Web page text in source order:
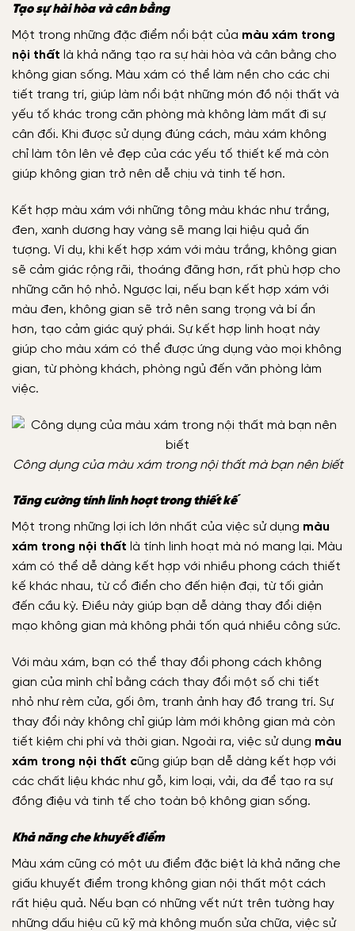
Tạo sự hài hòa và cân bằng
Một trong những đặc điểm nổi bật của màu xám trong
nội thất là khả năng tạo ra sự hài hòa và cân bằng cho
không gian sống. Màu xám có thể làm nền cho các chi
tiết trang trí, giúp làm nổi bật những món đồ nội thất và
yếu tố khác trong căn phòng mà không làm mất đi sự
cân đối. Khi được sử dụng đúng cách, màu xám không
chỉ làm tôn lên vẻ đẹp của các yếu tố thiết kế mà còn
giúp không gian trở nên dễ chịu và tinh tế hơn.
Kết hợp màu xám với những tông màu khác như trắng,
đen, xanh dương hay vàng sẽ mang lại hiệu quả ấn
tượng. Ví dụ, khi kết hợp xám với màu trắng, không gian
sẽ cảm giác rộng rãi, thoáng đãng hơn, rất phù hợp cho
những căn hộ nhỏ. Ngược lại, nếu bạn kết hợp xám với
màu đen, không gian sẽ trở nên sang trọng và bí ẩn
hơn, tạo cảm giác quý phái. Sự kết hợp linh hoạt này
giúp cho màu xám có thể được ứng dụng vào mọi không
gian, từ phòng khách, phòng ngủ đến văn phòng làm
việc.
Công dụng của màu xám trong nội thất mà bạn nên biết
Tăng cường tính linh hoạt trong thiết kế
Một trong những lợi ích lớn nhất của việc sử dụng màu
xám trong nội thất là tính linh hoạt mà nó mang lại. Màu
xám có thể dễ dàng kết hợp với nhiều phong cách thiết
kế khác nhau, từ cổ điển cho đến hiện đại, từ tối giản
đến cầu kỳ. Điều này giúp bạn dễ dàng thay đổi diện
mạo không gian mà không phải tốn quá nhiều công sức.
Với màu xám, bạn có thể thay đổi phong cách không
gian của mình chỉ bằng cách thay đổi một số chi tiết
nhỏ như rèm cửa, gối ôm, tranh ảnh hay đồ trang trí. Sự
thay đổi này không chỉ giúp làm mới không gian mà còn
tiết kiệm chi phí và thời gian. Ngoài ra, việc sử dụng màu
xám trong nội thất cũng giúp bạn dễ dàng kết hợp với
các chất liệu khác như gỗ, kim loại, vải, da để tạo ra sự
đồng điệu và tinh tế cho toàn bộ không gian sống.
Khả năng che khuyết điểm
Màu xám cũng có một ưu điểm đặc biệt là khả năng che
giấu khuyết điểm trong không gian nội thất một cách
rất hiệu quả. Nếu bạn có những vết nứt trên tường hay
những dấu hiệu cũ kỹ mà không muốn sửa chữa, việc sử